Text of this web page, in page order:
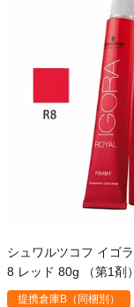
シュワルツコフ イゴ
8 レッド 80g （第1剤
提携倉庫B（同梱別）